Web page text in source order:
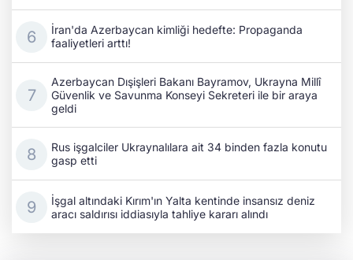
İran'da Azerbaycan kimliği hedefte: Propaganda
faaliyetleri arttı!
Azerbaycan Dışişleri Bakanı Bayramov, Ukrayna Millî
Güvenlik ve Savunma Konseyi Sekreteri ile bir araya
geldi
Rus işgalciler Ukraynalılara ait 34 binden fazla konutu
gasp etti
İşgal altındaki Kırım'ın Yalta kentinde insansız deniz
aracı saldırısı iddiasıyla tahliye kararı alındı